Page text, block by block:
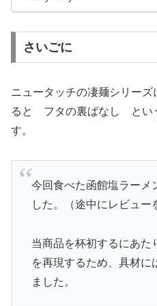
さいごに
ニュータッチの凄麺シリー
ると フタの裏ばなし とい
す。
今回食べた函館塩ラーメ
した。（途中にレビュー
当商品を杯初するにあた
を再現するため、具材に
ました。